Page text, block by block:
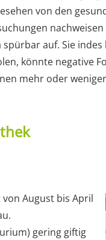
von den
auf. Sie
könnte negative
mehr oder
August bis April
gering giftig